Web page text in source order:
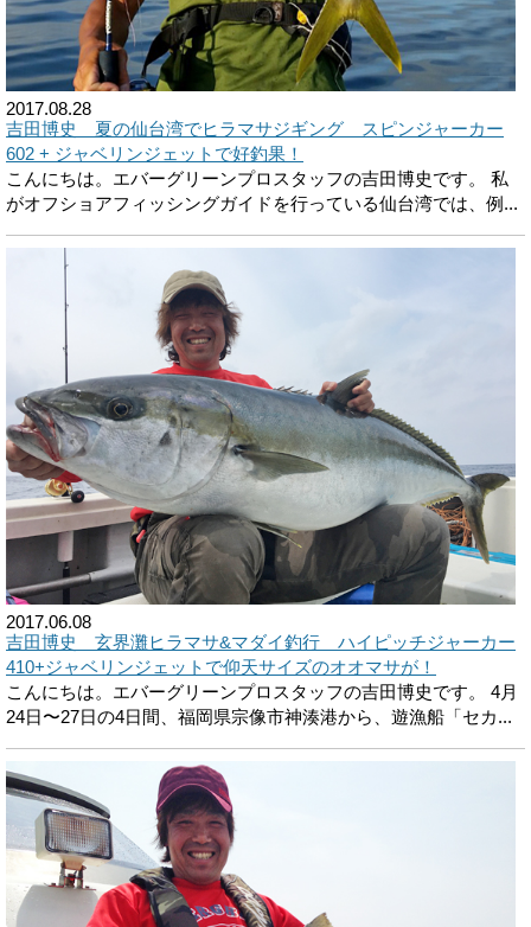
2017.08.28
吉田博史 夏の仙台湾でヒラマサジギング スピンジャーカー
602 + ジャベリンジェットで好釣果！
こんにちは。エバーグリーンプロスタッフの吉田博史です。 私
がオフショアフィッシングガイドを行っている仙台湾では、例...
2017.06.08
吉田博史 玄界灘ヒラマサ&マダイ釣行 ハイピッチジャーカー
410+ジャベリンジェットで仰天サイズのオオマサが！
こんにちは。エバーグリーンプロスタッフの吉田博史です。 4月
24日〜27日の4日間、福岡県宗像市神湊港から、遊漁船「セカ...